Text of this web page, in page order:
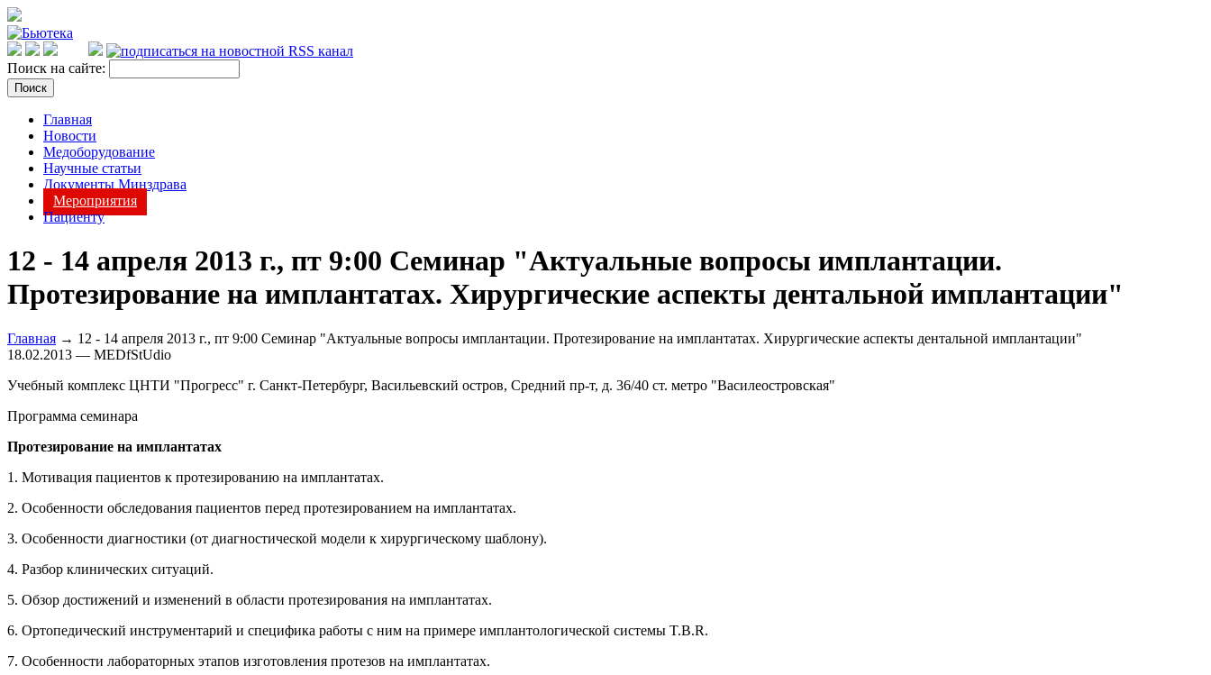
Поиск на сайте:
Главная
Новости
Медоборудование
Научные статьи
Документы Минздрава
Мероприятия
Пациенту
12 - 14 апреля 2013 г., пт 9:00 Семинар "Актуальные вопросы имплантации.
Протезирование на имплантатах. Хирургические аспекты дентальной имплантации"
Главная → 12 - 14 апреля 2013 г., пт 9:00 Семинар "Актуальные вопросы имплантации. Протезирование на имплантатах. Хирургические аспекты дентальной имплантации"
18.02.2013 — MEDfStUdio
Учебный комплекс ЦНТИ "Прогресс" г. Санкт-Петербург, Васильевский остров, Средний пр-т, д. 36/40 ст. метро "Василеостровская"
Программа семинара
Протезирование на имплантатах
1. Мотивация пациентов к протезированию на имплантатах.
2. Особенности обследования пациентов перед протезированием на имплантатах.
3. Особенности диагностики (от диагностической модели к хирургическому шаблону).
4. Разбор клинических ситуаций.
5. Обзор достижений и изменений в области протезирования на имплантатах.
6. Ортопедический инструментарий и специфика работы с ним на примере имплантологической системы T.B.R.
7. Особенности лабораторных этапов изготовления протезов на имплантатах.